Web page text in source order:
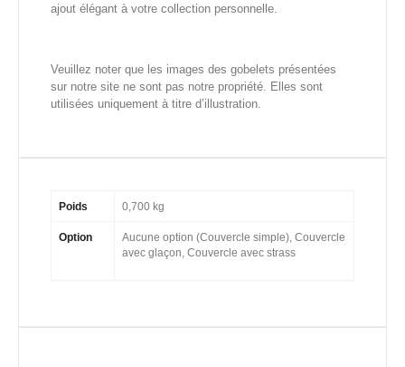
ajout élégant à votre collection personnelle.
Veuillez noter que les images des gobelets présentées
sur notre site ne sont pas notre propriété. Elles sont
utilisées uniquement à titre d’illustration.
Poids 0,700 kg
Option
Aucune option (Couvercle simple), Couvercle
avec glaçon, Couvercle avec strass